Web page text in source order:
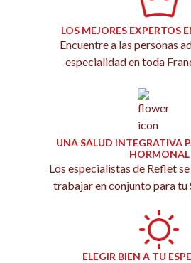
LOS MEJORES EXPERTOS
Encuentre a las personas
especialidad en toda
UNA SALUD INTEGRATIVA
HORMONAL
Los especialistas de Reflet
trabajar en conjunto para tu
ELEGIR BIEN A TU